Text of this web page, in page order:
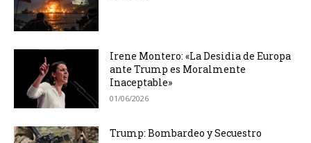
Irene Montero: «La Desidia de Europa
ante Trump es Moralmente
Inaceptable»
01/06/2026
Trump: Bombardeo y Secuestro